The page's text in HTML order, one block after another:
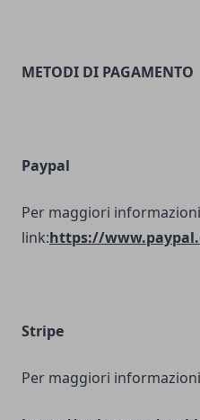
METODI DI PAGAMENTO
Paypal
Per maggiori
link:https://
Stripe
Per maggiori